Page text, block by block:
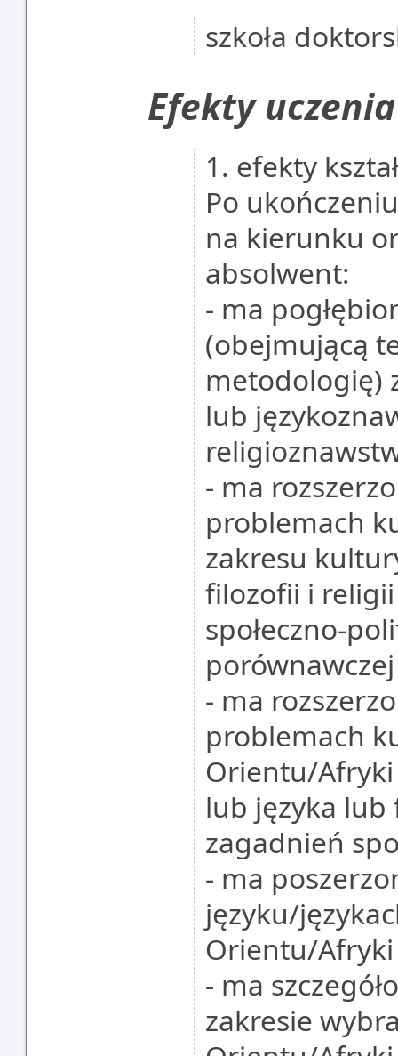
szkoła
Efekty
1. efekty
Po
na kierunku
absolwent:
- ma
(obejmującą
metodologię)
lub
- ma
problemach
zakresu
filozofii i
społeczno-
porównawczej
- ma
problemach
Orientu/
lub języka
zagadnień
- ma
języku/
Orientu/Afryki
- ma
zakresie